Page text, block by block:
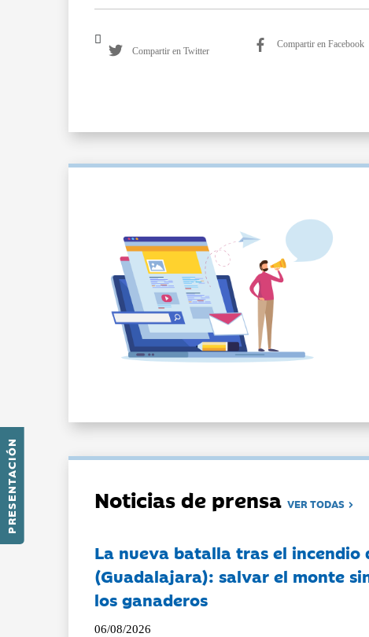
PRESENTACIÓN
Compartir en Twitter
Compartir en Facebook
Noticias de prensaVER TODAS
La nueva batalla tras el incendio
(Guadalajara): salvar el monte
los ganaderos
06/08/2026